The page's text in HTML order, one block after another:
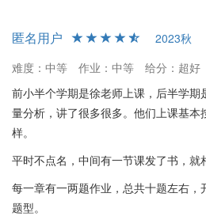
匿名用户
2023秋
难度：中等
作业：中等 给分：超好
前小半个学期是徐老师上课，后半学
量分析，讲了很多很多。他们上课基本
样。
平时不点名，中间有一节课发了书，就
每一章有一两题作业，总共十题左右，
题型。